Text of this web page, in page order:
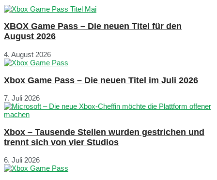
XBOX Game Pass – Die neuen Titel für den
August 2026
4. August 2026
Xbox Game Pass – Die neuen Titel im Juli 2026
7. Juli 2026
Xbox – Tausende Stellen wurden gestrichen und
trennt sich von vier Studios
6. Juli 2026